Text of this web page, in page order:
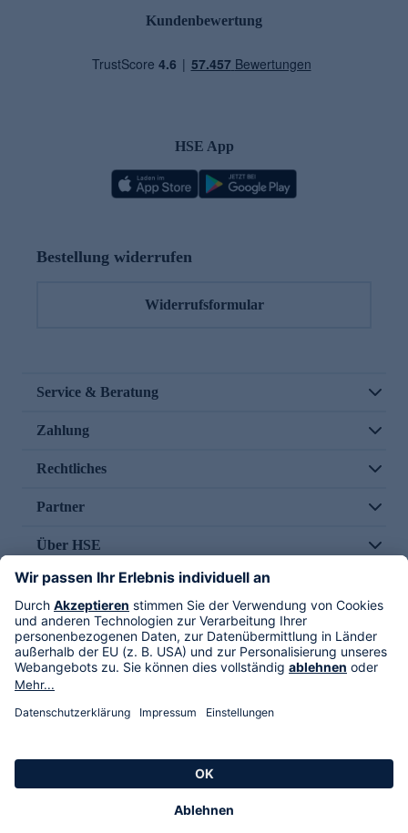
Kundenbewertung
HSE App
Bestellung widerrufen
Widerrufsformular
Service & Beratung
Zahlung
Rechtliches
Partner
Über HSE
Im TV
HSE International